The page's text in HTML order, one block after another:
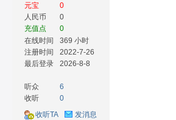
元宝
0
人民币
0
充值点
0
在线时间
369 小时
注册时间
2022-7-26
最后登录
2026-8-8
听众
6
收听
0
收听TA
发消息